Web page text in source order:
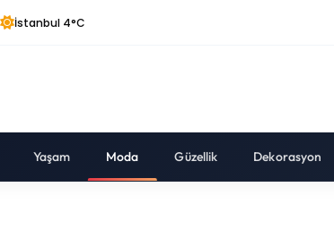
İstanbul 4°C
Yaşam Moda Güzellik Dekorasyon